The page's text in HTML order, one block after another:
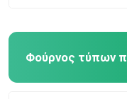
Φούρνος τύπων